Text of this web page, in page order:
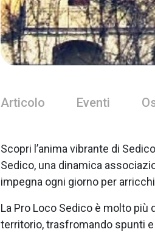
Articolo Eventi
Scopri l’anima vibrante di
Sedico, una dinamica
impegna ogni giorno per
La Pro Loco Sedico è molto più
territorio, trasfromando spunti